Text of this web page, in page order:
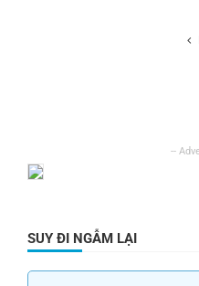
SUY ĐI NGẪM LẠI